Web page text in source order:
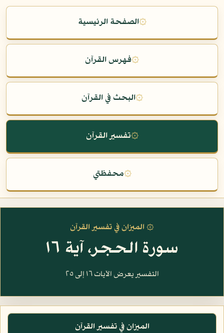
۞الصفحة الرئيسية
۞فهرس القرآن
۞البحث في القرآن
۞تفسير القرآن
۞محفظتي
۞ الميزان في تفسير القرآن
سورة الحجر، آية ١٦
التفسير يعرض الآيات ١٦ إلى ٢٥
الميزان في تفسير القرآن